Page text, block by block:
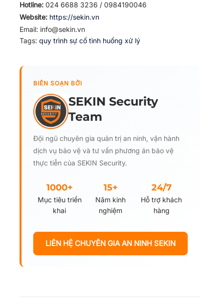
Hotline: 024 6688 3236 / 0984190046
Website: https://sekin.vn
Email: info@sekin.vn
Tags: quy trình sự cố tình huống xử lý
BIÊN SOẠN BỞI
SEKIN Security
Team
Đội ngũ chuyên gia quản trị an ninh, vận hành
dịch vụ bảo vệ và tư vấn phương án bảo vệ
thực tiễn của SEKIN Security.
1000+
Mục tiêu triển
khai
15+
Năm kinh
nghiệm
24/7
Hỗ trợ khách
hàng
LIÊN HỆ CHUYÊN GIA AN NINH SEKIN